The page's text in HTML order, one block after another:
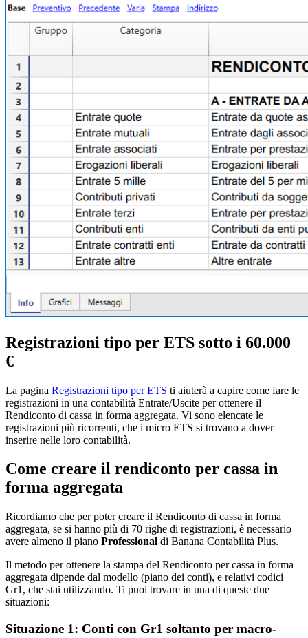
Registrazioni tipo per ETS sotto i 60.000
€
La pagina Registrazioni tipo per ETS ti aiuterà a capire come fare le
registrazioni in una contabilità Entrate/Uscite per ottenere il
Rendiconto di cassa in forma aggregata. Vi sono elencate le
registrazioni più ricorrenti, che i micro ETS si trovano a dover
inserire nelle loro contabilità.
Come creare il rendiconto per cassa in
forma aggregata
Ricordiamo che per poter creare il Rendiconto di cassa in forma
aggregata, se si hanno più di 70 righe di registrazioni, è necessario
avere almeno il piano Professional di Banana Contabilità Plus.
Il metodo per ottenere la stampa del Rendiconto per cassa in forma
aggregata dipende dal modello (piano dei conti), e relativi codici
Gr1, che stai utilizzando. Ti puoi trovare in una di queste due
situazioni:
Situazione 1: Conti con Gr1 soltanto per macro-